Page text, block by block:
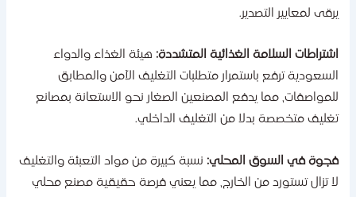
لمعايير التصدير.
السلامة الغذائية المتشددة:هيئة الغذاء والدواء
ترفع باستمرار متطلبات التغليف الآمن والمطابق
مما يدفع المصنعين الصغار نحو الاستعانة بمصانع
متخصصة بدلا من التغليف الداخلي.
في السوق المحلي:نسبة كبيرة من مواد التعبئة والتغليف
تزال تستورد من الخارج، مما يعني فرصة حقيقية مصنع محلي